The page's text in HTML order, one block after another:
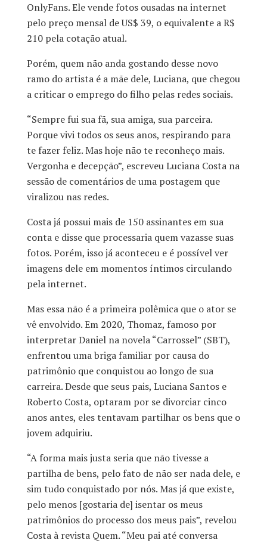
OnlyFans. Ele vende fotos ousadas na internet
pelo preço mensal de US$ 39, o equivalente a R$
210 pela cotação atual.
Porém, quem não anda gostando desse novo
ramo do artista é a mãe dele, Luciana, que chegou
a criticar o emprego do filho pelas redes sociais.
“Sempre fui sua fã, sua amiga, sua parceira.
Porque vivi todos os seus anos, respirando para
te fazer feliz. Mas hoje não te reconheço mais.
Vergonha e decepção”, escreveu Luciana Costa na
sessão de comentários de uma postagem que
viralizou nas redes.
Costa já possui mais de 150 assinantes em sua
conta e disse que processaria quem vazasse suas
fotos. Porém, isso já aconteceu e é possível ver
imagens dele em momentos íntimos circulando
pela internet.
Mas essa não é a primeira polêmica que o ator se
vê envolvido. Em 2020, Thomaz, famoso por
interpretar Daniel na novela “Carrossel” (SBT),
enfrentou uma briga familiar por causa do
patrimônio que conquistou ao longo de sua
carreira. Desde que seus pais, Luciana Santos e
Roberto Costa, optaram por se divorciar cinco
anos antes, eles tentavam partilhar os bens que o
jovem adquiriu.
“A forma mais justa seria que não tivesse a
partilha de bens, pelo fato de não ser nada dele, e
sim tudo conquistado por nós. Mas já que existe,
pelo menos [gostaria de] isentar os meus
patrimônios do processo dos meus pais”, revelou
Costa à revista Quem. “Meu pai até conversa